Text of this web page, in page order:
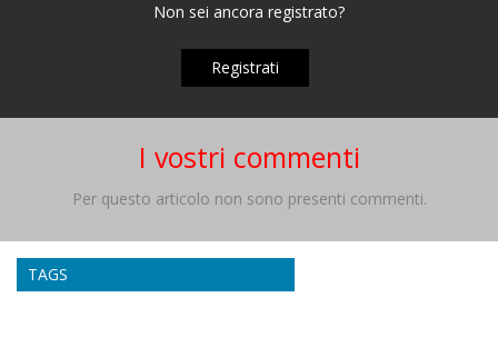
Non sei ancora registrato?
Registrati
I vostri commenti
Per questo articolo non sono presenti commenti.
TAGS